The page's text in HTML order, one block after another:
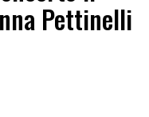
Pettinelli